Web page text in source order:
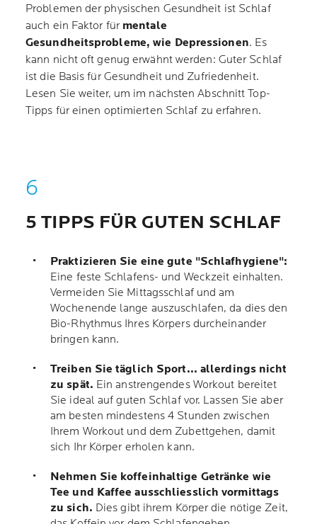
Problemen der physischen Gesundheit ist Schlaf
auch ein Faktor für mentale
Gesundheitsprobleme, wie Depressionen. Es
kann nicht oft genug erwähnt werden: Guter Schlaf
ist die Basis für Gesundheit und Zufriedenheit.
Lesen Sie weiter, um im nächsten Abschnitt Top-
Tipps für einen optimierten Schlaf zu erfahren.
5 TIPPS FÜR GUTEN SCHLAF
Praktizieren Sie eine gute "Schlafhygiene":
Eine feste Schlafens- und Weckzeit einhalten.
Vermeiden Sie Mittagsschlaf und am
Wochenende lange auszuschlafen, da dies den
Bio-Rhythmus Ihres Körpers durcheinander
bringen kann.
Treiben Sie täglich Sport... allerdings nicht
zu spät. Ein anstrengendes Workout bereitet
Sie ideal auf guten Schlaf vor. Lassen Sie aber
am besten mindestens 4 Stunden zwischen
Ihrem Workout und dem Zubettgehen, damit
sich Ihr Körper erholen kann.
Nehmen Sie koffeinhaltige Getränke wie
Tee und Kaffee ausschliesslich vormittags
zu sich. Dies gibt ihrem Körper die nötige Zeit,